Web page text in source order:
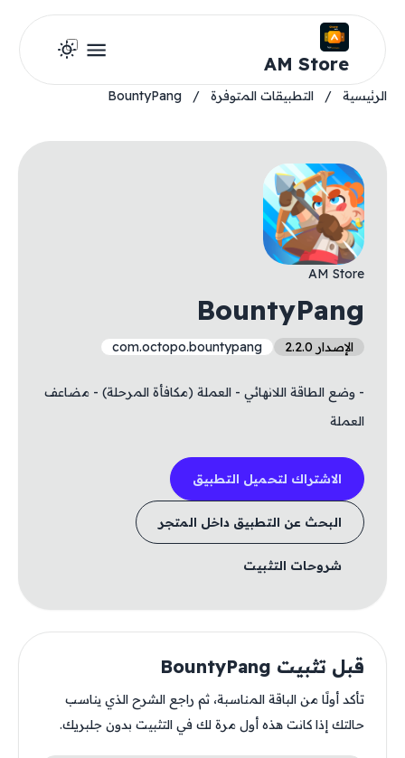
AM Store
الرئيسية / التطبيقات المتوفرة /
BountyPang
AM Store
BountyPang
الإصدار 2.2.0 com.octopo.bountypang
- وضع الطاقة اللانهائي - العملة (مكافأة المرحلة) - مضاعف
العملة
الاشتراك لتحميل التطبيق
البحث عن التطبيق داخل المتجر
شروحات التثبيت
قبل تثبيت BountyPang
تأكد أولًا من الباقة المناسبة، ثم راجع الشرح الذي يناسب
حالتك إذا كانت هذه أول مرة لك في التثبيت بدون جلبريك.